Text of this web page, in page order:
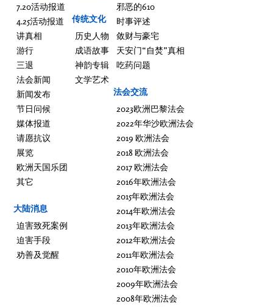
7.20活动报道
4.25活动报道
讲真相
游行
三退
法会新闻
新闻发布
节日问候
媒体报道
请愿抗议
展览
欧洲天国乐团
其它
大陆消息
迫害致死案例
迫害手段
劝善及觉醒
传统文化
历史人物
成语故事
神韵专辑
文学艺术
邪恶的610
时事评述
敛财与豪宅
天安门“自焚”真相
吃药问题
法会交流
2023欧洲巴黎法会
2022年华沙欧洲法会
2019 欧洲法会
2018 欧洲法会
2017 欧洲法会
2016年欧洲法会
2015年欧洲法会
2014年欧洲法会
2013年欧洲法会
2012年欧洲法会
2011年欧洲法会
2010年欧洲法会
2009年欧洲法会
2008年欧洲法会